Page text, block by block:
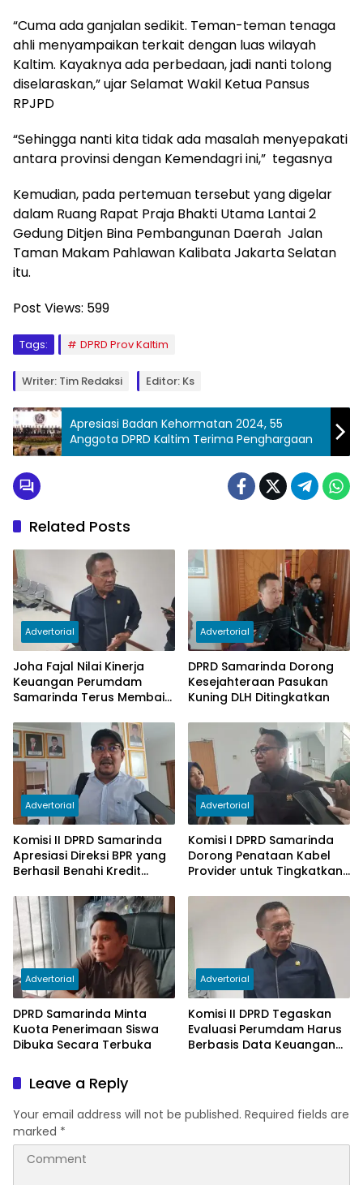
“Cuma ada ganjalan sedikit. Teman-teman tenaga
ahli menyampaikan terkait dengan luas wilayah
Kaltim. Kayaknya ada perbedaan, jadi nanti tolong
diselaraskan,” ujar Selamat Wakil Ketua Pansus
RPJPD
“Sehingga nanti kita tidak ada masalah menyepakati
antara provinsi dengan Kemendagri ini,” tegasnya
Kemudian, pada pertemuan tersebut yang digelar
dalam Ruang Rapat Praja Bhakti Utama Lantai 2
Gedung Ditjen Bina Pembangunan Daerah Jalan
Taman Makam Pahlawan Kalibata Jakarta Selatan
itu.
Post Views: 599
Tags: DPRD Prov Kaltim
Writer: Tim Redaksi Editor: Ks
Apresiasi Badan Kehormatan 2024, 55
Anggota DPRD Kaltim Terima Penghargaan
Related Posts
Advertorial
Joha Fajal Nilai Kinerja
Keuangan Perumdam
Samarinda Terus Membaik,
Subsidi Berkurang
Advertorial
DPRD Samarinda Dorong
Kesejahteraan Pasukan
Kuning DLH Ditingkatkan
Advertorial
Komisi II DPRD Samarinda
Apresiasi Direksi BPR yang
Berhasil Benahi Kredit
Advertorial
Komisi I DPRD Samarinda
Dorong Penataan Kabel
Provider untuk Tingkatkan
Advertorial
DPRD Samarinda Minta
Kuota Penerimaan Siswa
Dibuka Secara Terbuka
Advertorial
Komisi II DPRD Tegaskan
Evaluasi Perumdam Harus
Berbasis Data Keuangan
Leave a Reply
Your email address will not be published. Required fields are
marked *